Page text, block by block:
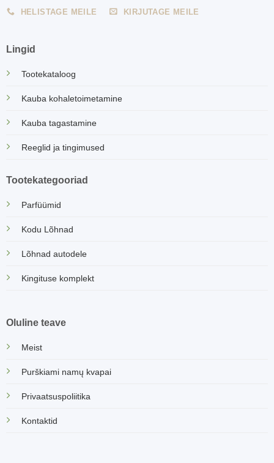
HELISTAGE MEILE KIRJUTAGE MEILE
Lingid
Tootekataloog
Kauba kohaletoimetamine
Kauba tagastamine
Reeglid ja tingimused
Tootekategooriad
Parfüümid
Kodu Lõhnad
Lõhnad autodele
Kingituse komplekt
Oluline teave
Meist
Purškiami namų kvapai
Privaatsuspoliitika
Kontaktid